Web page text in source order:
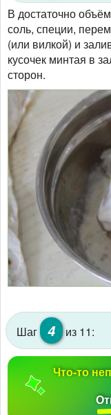
В достаточно
соль, специи,
(или вилкой) и
кусочек минтая в
сторон.
Шаг 4 из 11:
Что-то